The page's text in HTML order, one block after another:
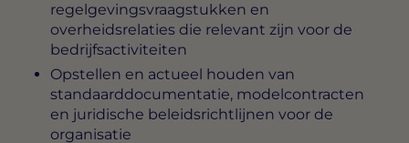
regelgevingsvraagstukken en
overheidsrelaties die relevant zijn voor de
bedrijfsactiviteiten
Opstellen en actueel houden van
standaarddocumentatie, modelcontracten
en juridische beleidsrichtlijnen voor de
organisatie